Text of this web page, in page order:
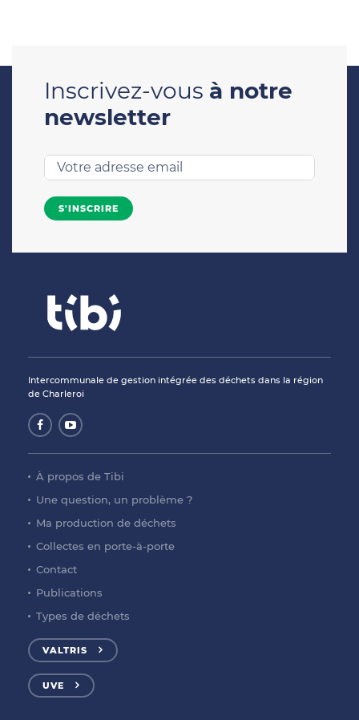
Inscrivez-vous à notre
newsletter
Intercommunale de gestion intégrée des déchets dans la région
de Charleroi
À propos de Tibi
Une question, un problème ?
Ma production de déchets
Collectes en porte-à-porte
Contact
Publications
Types de déchets
VALTRIS
UVE